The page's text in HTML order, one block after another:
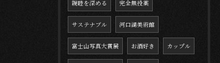
親睦を深める 完全無投薬
サステナブル 河口湖美術館
富士山写真大賞展 お酒好き カップル